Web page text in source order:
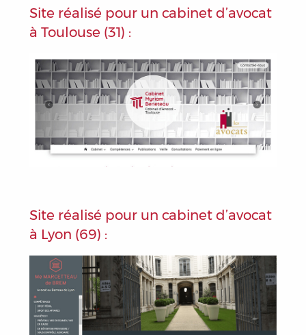
Site réalisé pour un cabinet d’avocat
à Toulouse (31) :
Site réalisé pour un cabinet d’avocat
à Lyon (69) :